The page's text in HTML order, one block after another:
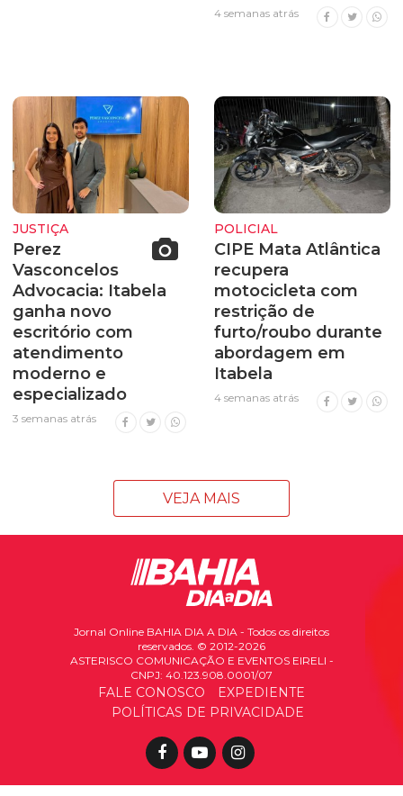
4 semanas atrás
JUSTIÇA
Perez
Vasconcelos
Advocacia: Itabela
ganha novo
escritório com
atendimento
moderno e
especializado
3 semanas atrás
POLICIAL
CIPE Mata Atlântica
recupera
motocicleta com
restrição de
furto/roubo durante
abordagem em
Itabela
4 semanas atrás
VEJA MAIS
Jornal Online BAHIA DIA A DIA - Todos os direitos
reservados. © 2012-2026
ASTERISCO COMUNICAÇÃO E EVENTOS EIRELI -
CNPJ: 40.123.908.0001/07
FALE CONOSCO
EXPEDIENTE
POLÍTICAS DE PRIVACIDADE